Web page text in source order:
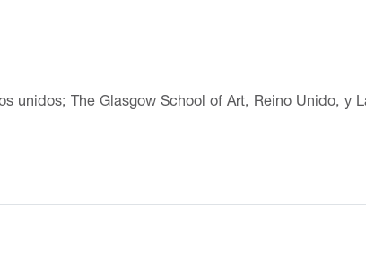
unidos; The Glasgow School of Art, Reino Unido, y
por la geología, utilizando los materiales de la tierra